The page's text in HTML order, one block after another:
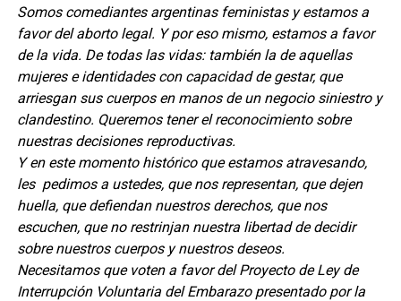
Somos comediantes argentinas feministas y estamos a
favor del aborto legal. Y por eso mismo, estamos a favor
de la vida. De todas las vidas: también la de aquellas
mujeres e identidades con capacidad de gestar, que
arriesgan sus cuerpos en manos de un negocio siniestro y
clandestino. Queremos tener el reconocimiento sobre
nuestras decisiones reproductivas.
Y en este momento histórico que estamos atravesando,
les pedimos a ustedes, que nos representan, que dejen
huella, que defiendan nuestros derechos, que nos
escuchen, que no restrinjan nuestra libertad de decidir
sobre nuestros cuerpos y nuestros deseos.
Necesitamos que voten a favor del Proyecto de Ley de
Interrupción Voluntaria del Embarazo presentado por la